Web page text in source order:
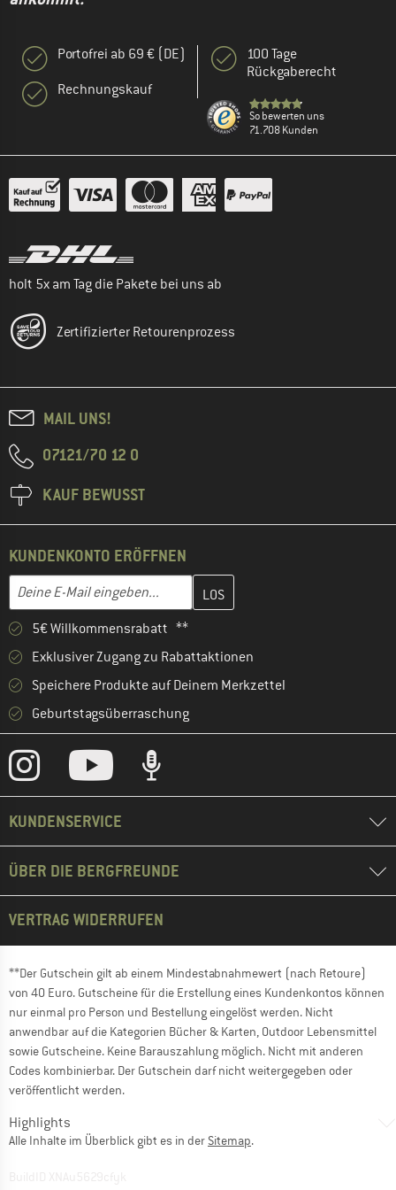
Portofrei ab 69 € (DE)
Rechnungskauf
100 Tage
Rückgaberecht
So bewerten uns
71.708 Kunden
holt 5x am Tag die Pakete bei uns ab
Zertifizierter Retourenprozess
MAIL UNS!
07121/70 12 0
KAUF BEWUSST
KUNDENKONTO ERÖFFNEN
E-Mail-Adresse
Gib hier deine E-Mail-Adresse ein und erstelle im nächsten
5€ Willkommensrabatt **
Exklusiver Zugang zu Rabattaktionen
Speichere Produkte auf Deinem Merkzettel
Geburtstagsüberraschung
KUNDENSERVICE
ÜBER DIE BERGFREUNDE
VERTRAG WIDERRUFEN
**Der Gutschein gilt ab einem Mindestabnahmewert (nach Retoure)
von 40 Euro. Gutscheine für die Erstellung eines Kundenkontos können
nur einmal pro Person und Bestellung eingelöst werden. Nicht
anwendbar auf die Kategorien Bücher & Karten, Outdoor Lebensmittel
sowie Gutscheine. Keine Barauszahlung möglich. Nicht mit anderen
Codes kombinierbar. Der Gutschein darf nicht weitergegeben oder
veröffentlicht werden.
Highlights
Alle Inhalte im Überblick gibt es in der Sitemap.